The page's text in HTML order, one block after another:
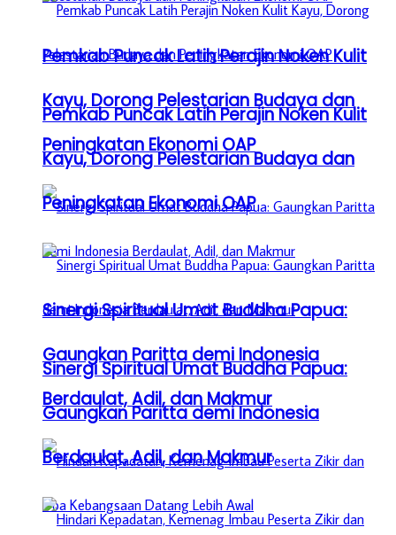
Pemkab Puncak Latih Perajin Noken Kulit
Kayu, Dorong Pelestarian Budaya dan
Peningkatan Ekonomi OAP
Sinergi Spiritual Umat Buddha Papua:
Gaungkan Paritta demi Indonesia
Berdaulat, Adil, dan Makmur
Pemkab Puncak Latih Perajin Noken Kulit
Kayu, Dorong Pelestarian Budaya dan
Peningkatan Ekonomi OAP
Sinergi Spiritual Umat Buddha Papua:
Gaungkan Paritta demi Indonesia
Berdaulat, Adil, dan Makmur